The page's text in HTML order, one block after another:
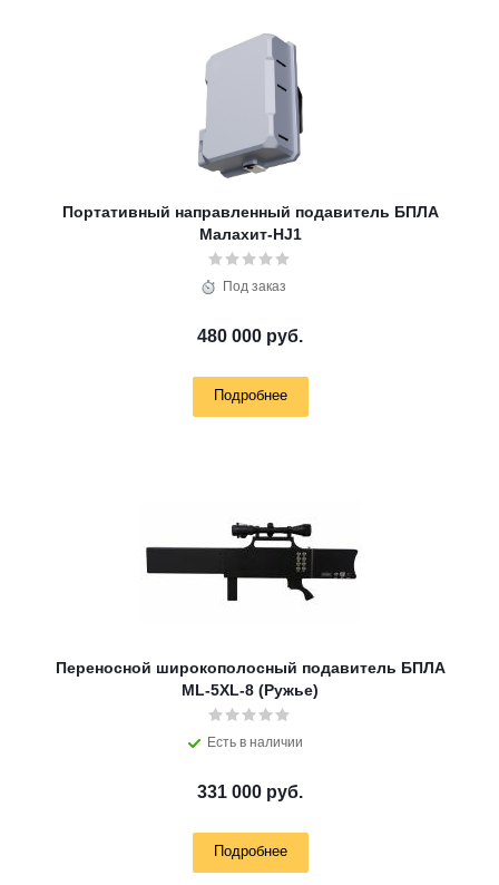
Портативный направленный подавитель БПЛА
Малахит-HJ1
Под заказ
480 000 руб.
Подробнее
Переносной широкополосный подавитель БПЛА
ML-5XL-8 (Ружье)
Есть в наличии
331 000 руб.
Подробнее